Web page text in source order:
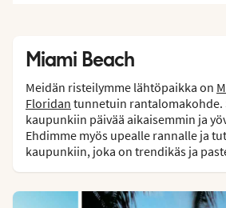
Miami Beach
Meidän risteilymme lähtöpaikka on
Floridan tunnetuin rantalomakohde.
kaupunkiin päivää aikaisemmin ja
Ehdimme myös upealle rannalle ja
kaupunkiin, joka on trendikäs ja